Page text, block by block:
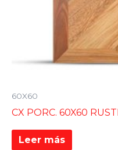
60X60
CX PORC. 60X60
Leer más